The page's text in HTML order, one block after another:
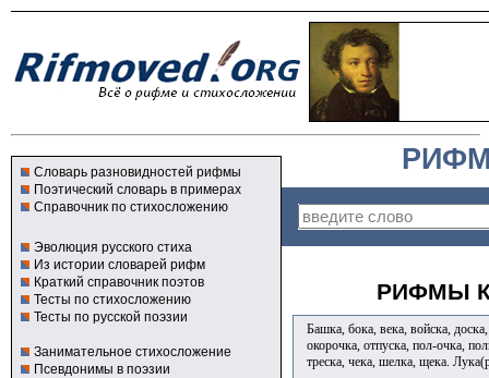
Словарь разновидностей рифмы
Поэтический словарь в примерах
Справочник по стихосложению
Эволюция русского стиха
Из истории словарей рифм
Краткий справочник поэтов
Тесты по стихосложению
Тесты по русской поэзии
Занимательное стихосложение
Псевдонимы в поэзии
РИФМЫ
Башка, бока, века, войска,
окорочка, отпуска, пол-очка,
треска, чека, шелка, щека.